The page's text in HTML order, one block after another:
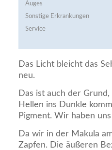
Auges
Sonstige Erkrankungen
Service
Das Licht bleicht das
neu.
Das ist auch der
Hellen ins Dunkle
Pigment. Wir haben
Da wir in der Makula
Zapfen. Die äußeren